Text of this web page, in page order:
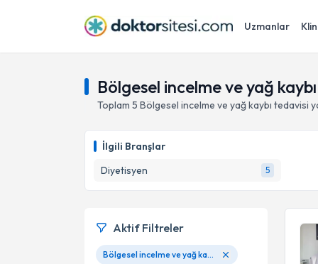
Uzmanlar
Bölgesel incelme ve yağ
Toplam 5 Bölgesel incelme ve yağ kaybı tedavisi
İlgili Branşlar
Diyetisyen
5
Aktif Filtreler
Bölgesel incelme ve yağ kaybı